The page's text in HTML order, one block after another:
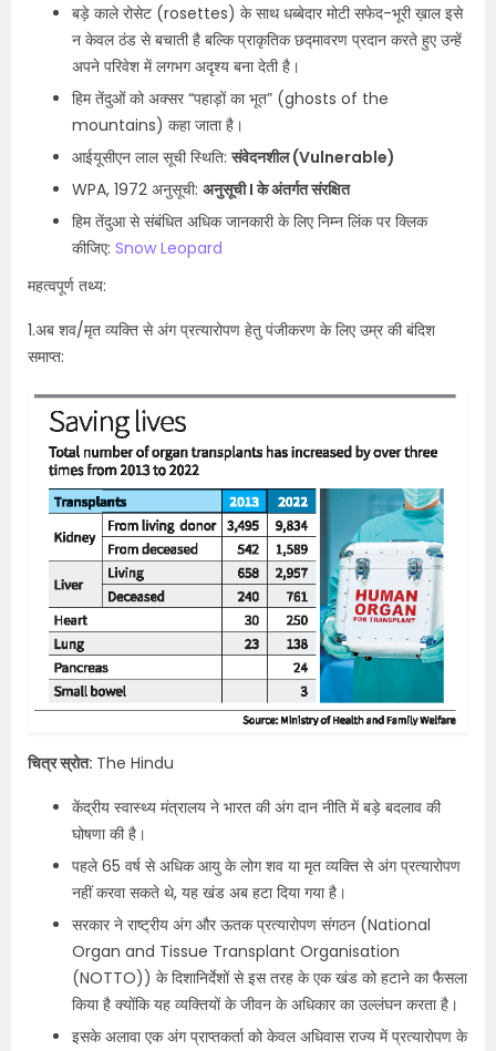
बड़े काले रोसेट (rosettes) के साथ धब्बेदार मोटी सफेद-भूरी ख़ाल इसे
न केवल ठंड से बचाती है बल्कि प्राकृतिक छद्मावरण प्रदान करते हुए उन्हें
अपने परिवेश में लगभग अदृश्य बना देती है।
हिम तेंदुओं को अक्सर “पहाड़ों का भूत” (ghosts of the
mountains) कहा जाता है।
आईयूसीएन लाल सूची स्थिति:संवेदनशील (Vulnerable)
WPA, 1972 अनुसूची: अनुसूची I के अंतर्गत संरक्षित
हिम तेंदुआ से संबंधित अधिक जानकारी के लिए निम्न लिंक पर क्लिक
कीजिए: Snow Leopard
महत्वपूर्ण तथ्य:
1.अब शव/मृत व्यक्ति से अंग प्रत्यारोपण हेतु पंजीकरण के लिए उम्र की बंदिश
समाप्त:
चित्र स्रोत: The Hindu
केंद्रीय स्वास्थ्य मंत्रालय ने भारत की अंग दान नीति में बड़े बदलाव की
घोषणा की है।
पहले 65 वर्ष से अधिक आयु के लोग शव या मृत व्यक्ति से अंग प्रत्यारोपण
नहीं करवा सकते थे, यह खंड अब हटा दिया गया है।
सरकार ने राष्ट्रीय अंग और ऊतक प्रत्यारोपण संगठन (National
Organ and Tissue Transplant Organisation
(NOTTO)) के दिशानिर्देशों से इस तरह के एक खंड को हटाने का फैसला
किया है क्योंकि यह व्यक्तियों के जीवन के अधिकार का उल्लंघन करता है।
इसके अलावा एक अंग प्राप्तकर्ता को केवल अधिवास राज्य में प्रत्यारोपण के